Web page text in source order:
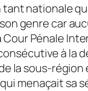
tant nationale
genre car
Pénale
à la
la sous-
qui menaçait